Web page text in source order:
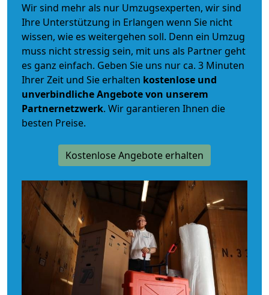
Wir sind mehr als nur Umzugsexperten, wir sind
Ihre Unterstützung in Erlangen wenn Sie nicht
wissen, wie es weitergehen soll. Denn ein Umzug
muss nicht stressig sein, mit uns als Partner geht
es ganz einfach. Geben Sie uns nur ca. 3 Minuten
Ihrer Zeit und Sie erhalten kostenlose und
unverbindlicheAngebote von unserem
Partnernetzwerk. Wir garantieren Ihnen die
besten Preise.
Kostenlose Angebote erhalten